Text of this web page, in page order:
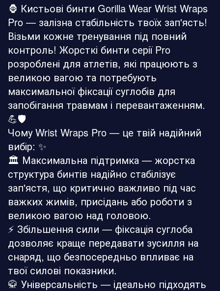
🦍 Кистьові бинти Gorilla Wear Wrist Wraps
Pro — залізна стабільність твоїх зап'ясть!
Візьми кожне тренування під повний
контроль! Жорсткі бинти серії Pro
розроблені для атлетів, які працюють з
великою вагою та потребують
максимальної фіксації суглобів для
запобігання травмам і перевантаженням.
💪🛡️
Чому Wrist Wraps Pro — це твій надійний
вибір: ✨
🏛️ Максимальна підтримка — жорстка
структура бинтів надійно стабілізує
зап'ястя, що критично важливо під час
важких жимів, присідань або роботи з
великою вагою над головою.
⚡ Збільшення сили — фіксація суглоба
дозволяє краще передавати зусилля на
снаряд, що безпосередньо впливає на
твої силові показники.
🥋 Універсальність — ідеально підходять